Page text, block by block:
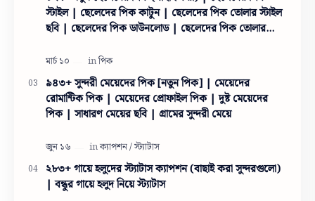
স্টাইল | ছেলেদের পিক কাটুন | ছেলেদের পিক তোলার স্টাইল
ছবি | ছেলেদের পিক ডাউনলোড | ছেলেদের পিক তোলার
৯৪৩+ সুন্দরী মেয়েদের পিক [নতুন পিক] | মেয়েদের
রোমান্টিক পিক | মেয়েদের প্রোফাইল পিক | দুষ্ট মেয়েদের
পিক | সাধারণ মেয়ের ছবি | গ্রামের সুন্দরী মেয়ে
২৮৩+ গায়ে হলুদের স্ট্যাটাস ক্যাপশন (বাছাই করা সুন্দরগুলো)
| বন্ধুর গায়ে হলুদ নিয়ে স্ট্যাটাস